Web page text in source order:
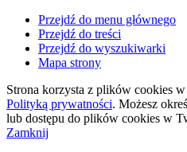
Przejdź do menu głównego
Przejdź do treści
Przejdź do wyszukiwarki
Mapa strony
Strona korzysta z plików cookies w
Polityką prywatności. Możesz
lub dostępu do plików cookies w
Zamknij